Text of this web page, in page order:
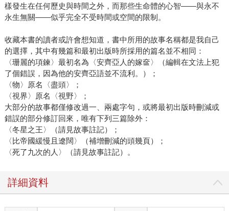
樣發生在任何歷史與時間之外，而那些生命體的心智——與永不
永生無關——似乎完全不受時間或空間的限制。
收藏本書的讀者或許會想知道，書中所用的故事名稱都是我自己
的選擇，其中有幾篇和最初出版時所採用的篇名並不相同：
〈珊麗的項鍊〉最初名為〈安齊亞人的嫁奩〉（編輯在文法上犯
了個錯誤，因為他的安齊亞語並不流利。）；
〈物〉原名〈盡頭〉；
〈視界〉原名〈視野〉；
大部分的故事都僅修改過一、兩處字句，或將最初出版時刪減或
錯誤的部分修訂回來，唯有下列三篇除外：
〈冬星之王〉（請見故事註記）；
〈比帝國緩慢且遼闊〉（補增刪減的頭幾頁）；
〈死了九次的人〉（請見故事註記）。
詳細資料